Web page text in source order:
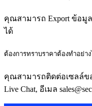
คุณสามารถ Export ข้อมูล
ได้
ต้องการทราบราคาต้องทำอย่าง
คุณสามารถติดต่อเซลล์ข
Live Chat, อีเมล